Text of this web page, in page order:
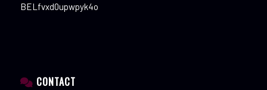
BELfvxd0upwpyk4o
CONTACT